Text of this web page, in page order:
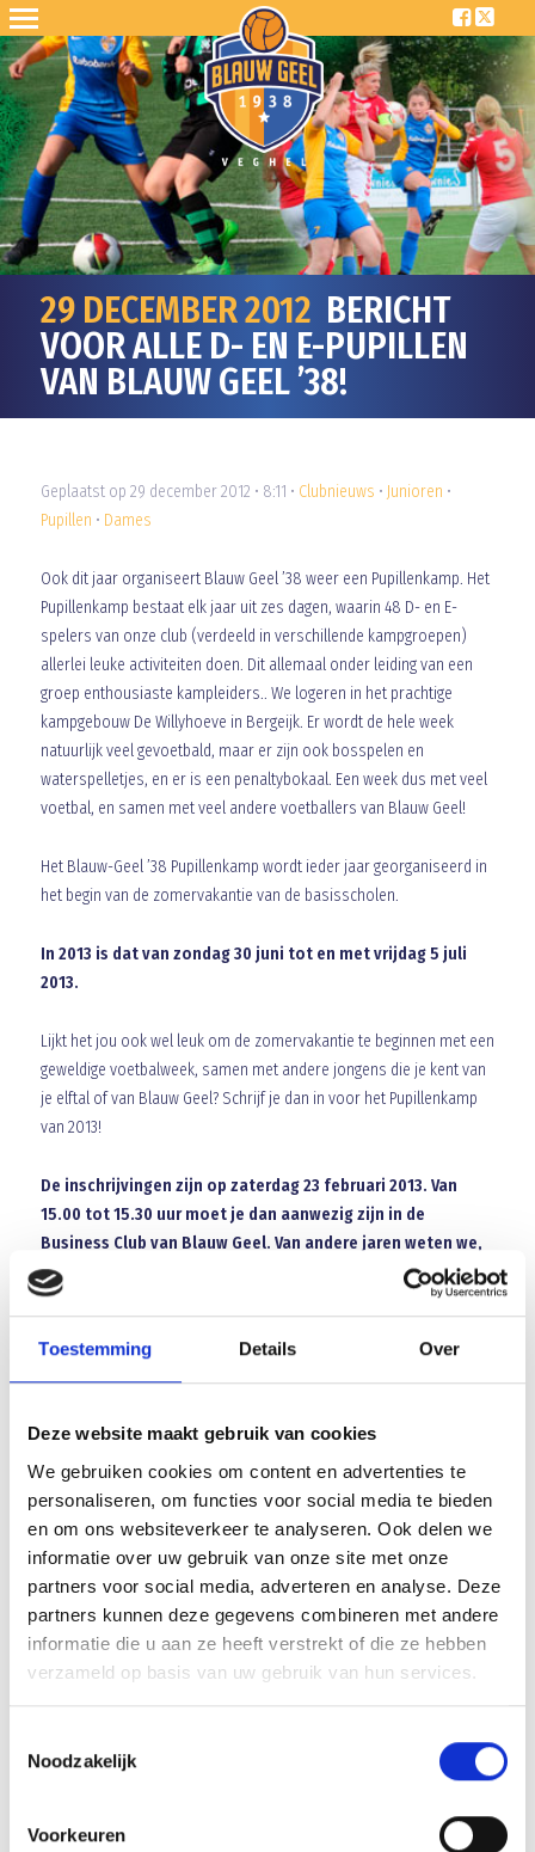
Toestemming Details Over
Deze website maakt gebruik van cookies
We gebruiken cookies om content en advertenties te
personaliseren, om functies voor social media te bieden
en om ons websiteverkeer te analyseren. Ook delen we
informatie over uw gebruik van onze site met onze
partners voor social media, adverteren en analyse. Deze
partners kunnen deze gegevens combineren met andere
informatie die u aan ze heeft verstrekt of die ze hebben
verzameld op basis van uw gebruik van hun services.
Noodzakelijk
Voorkeuren
29 DECEMBER 2012 BERICHT
VOOR ALLE D- EN E-PUPILLEN
VAN BLAUW GEEL ’38!
Geplaatst op 29 december 2012 • 8:11 • Clubnieuws • Junioren •
Pupillen • Dames
Ook dit jaar organiseert Blauw Geel ’38 weer een Pupillenkamp. Het
Pupillenkamp bestaat elk jaar uit zes dagen, waarin 48 D- en E-
spelers van onze club (verdeeld in verschillende kampgroepen)
allerlei leuke activiteiten doen. Dit allemaal onder leiding van een
groep enthousiaste kampleiders.. We logeren in het prachtige
kampgebouw De Willyhoeve in Bergeijk. Er wordt de hele week
natuurlijk veel gevoetbald, maar er zijn ook bosspelen en
waterspelletjes, en er is een penaltybokaal. Een week dus met veel
voetbal, en samen met veel andere voetballers van Blauw Geel!
Het Blauw-Geel ’38 Pupillenkamp wordt ieder jaar georganiseerd in
het begin van de zomervakantie van de basisscholen.
In 2013 is dat van zondag 30 juni tot en met vrijdag 5 juli
2013.
Lijkt het jou ook wel leuk om de zomervakantie te beginnen met een
geweldige voetbalweek, samen met andere jongens die je kent van
je elftal of van Blauw Geel? Schrijf je dan in voor het Pupillenkamp
van 2013!
De inschrijvingen zijn op zaterdag 23 februari 2013. Van
15.00 tot 15.30 uur moet je dan aanwezig zijn in de
Business Club van Blauw Geel. Van andere jaren weten we,
dat je écht op tijd aanwezig moet zijn om mee op kamp te
kunnen. Anders ben je namelijk te laat, en kom je op een
Twijfel je nog een beetje of weet je niet zo goed wat je je van het
website:www.blauwgeel.nl/pupillenkamp. Daar vind je allerlei
informatie en kun je zelfs foto’s en filmpjes bekijken.
Wie weet tot op 23 februari!
Namens de kampstaf,Pim Keurlings
Array
TwitterFacebookWhatsApp
Uitnodiging nieuwjaarsreceptie op 1 januari 2013